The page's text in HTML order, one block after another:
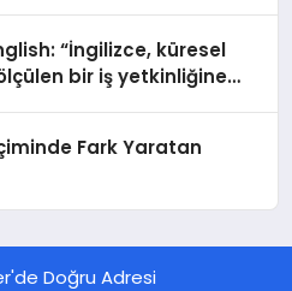
“İngilizce, küresel
bir iş yetkinliğine
Fark Yaratan
Doğru Adresi